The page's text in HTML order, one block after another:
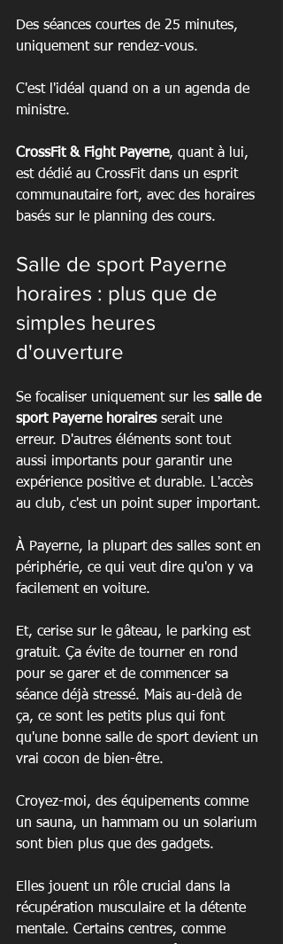
Des séances courtes de 25 minutes,
uniquement sur rendez-vous.
C'est l'idéal quand on a un agenda de
ministre.
CrossFit & Fight Payerne, quant à lui,
est dédié au CrossFit dans un esprit
communautaire fort, avec des horaires
basés sur le planning des cours.
Salle de sport Payerne
horaires : plus que de
simples heures
d'ouverture
Se focaliser uniquement sur les salle de
sport Payerne horaires serait une
erreur. D'autres éléments sont tout
aussi importants pour garantir une
expérience positive et durable. L'accès
au club, c'est un point super important.
À Payerne, la plupart des salles sont en
périphérie, ce qui veut dire qu'on y va
facilement en voiture.
Et, cerise sur le gâteau, le parking est
gratuit. Ça évite de tourner en rond
pour se garer et de commencer sa
séance déjà stressé. Mais au-delà de
ça, ce sont les petits plus qui font
qu'une bonne salle de sport devient un
vrai cocon de bien-être.
Croyez-moi, des équipements comme
un sauna, un hammam ou un solarium
sont bien plus que des gadgets.
Elles jouent un rôle crucial dans la
récupération musculaire et la détente
mentale. Certains centres, comme